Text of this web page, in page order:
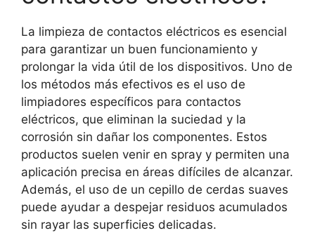
La limpieza de contactos eléctricos es esencial
para garantizar un buen funcionamiento y
prolongar la vida útil de los dispositivos. Uno de
los métodos más efectivos es el uso de
limpiadores específicos para contactos
eléctricos, que eliminan la suciedad y la
corrosión sin dañar los componentes. Estos
productos suelen venir en spray y permiten una
aplicación precisa en áreas difíciles de alcanzar.
Además, el uso de un cepillo de cerdas suaves
puede ayudar a despejar residuos acumulados
sin rayar las superficies delicadas.